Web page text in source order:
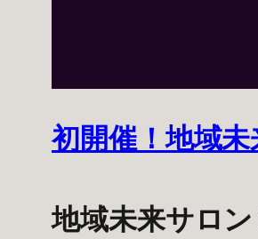
初開催！地域
地域未来サロ